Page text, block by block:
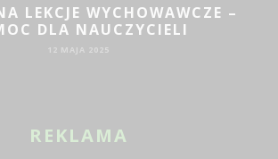
PROMOCYJNE SPRAWDZĄ
REKLAMA